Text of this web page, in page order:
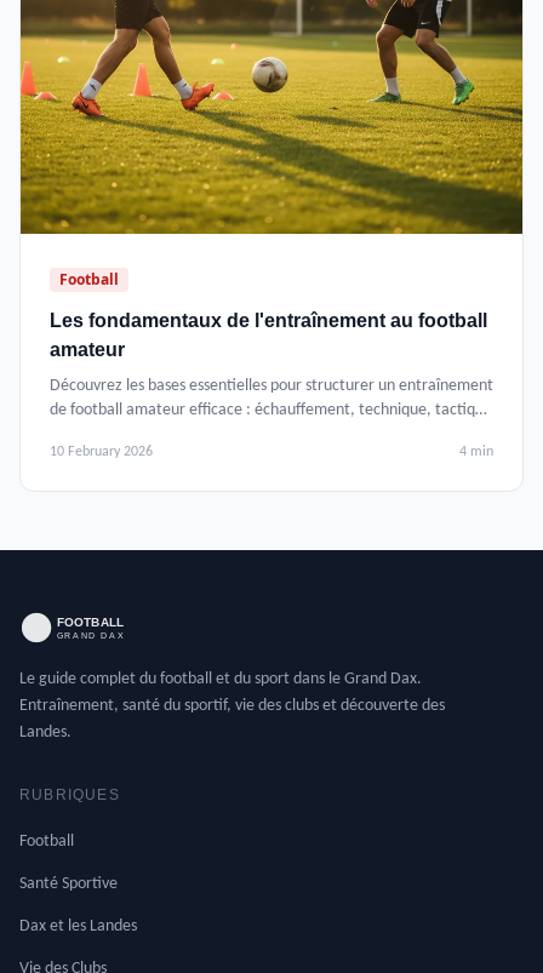
Football
Les fondamentaux de l'entraînement au football
amateur
Découvrez les bases essentielles pour structurer un entraînement
de football amateur efficace : échauffement, technique, tactique
10 February 2026 4 min
Le guide complet du football et du sport dans le Grand Dax.
Entraînement, santé du sportif, vie des clubs et découverte des
Landes.
RUBRIQUES
Football
Santé Sportive
Dax et les Landes
Vie des Clubs